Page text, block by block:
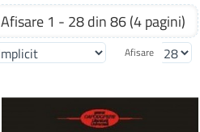
Afisare 1 - 28 din 86 (4 pagini)
Afisare